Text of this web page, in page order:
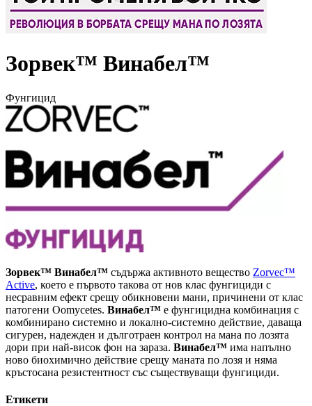
Зорвек™ Винабел™
Фунгицид
Зорвек™ Винабел™ съдържа активното вещество Zorvec™
Active, което е първото такова от нов клас фунгициди с
несравним ефект срещу обикновени мани, причинени от клас
патогени Оomycetes. Винабел™ е фунгицидна комбинация с
комбинирано системно и локално-системно действие, даваща
сигурен, надежден и дълготраен контрол на мана по лозята
дори при най-висок фон на зараза. Винабел™ има напълно
ново биохимично действие срещу маната по лозя и няма
кръстосана резистентност със съществуващи фунгициди.
Етикети